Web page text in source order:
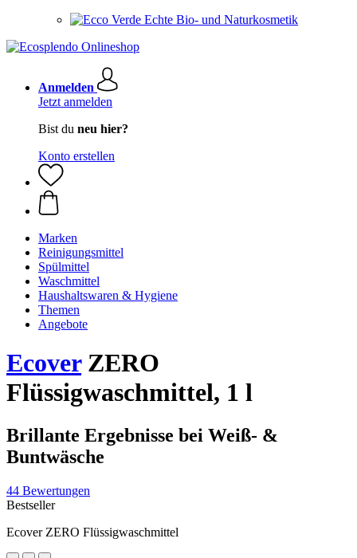
Echte Bio- und Naturkosmetik
Anmelden
Jetzt anmelden
Bist du neu hier?
Konto erstellen
Marken
Reinigungsmittel
Spülmittel
Waschmittel
Haushaltswaren & Hygiene
Themen
Angebote
EcoverZERO
Flüssigwaschmittel, 1 l
Brillante Ergebnisse bei Weiß- &
Buntwäsche
44 Bewertungen
Bestseller
Ecover ZERO Flüssigwaschmittel